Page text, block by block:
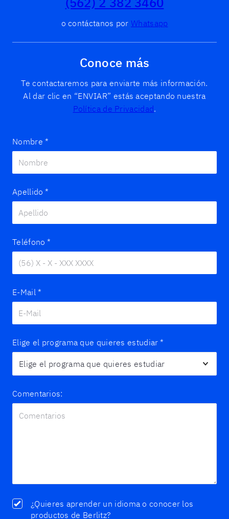
o contáctanos por Whatsapp
Conoce más
Te contactaremos para enviarte más información.
Al dar clic en “ENVIAR” estás aceptando nuestra
Política de Privacidad.
Nombre *
Apellido *
Teléfono *
E-Mail *
Elige el programa que quieres estudiar *
Comentarios:
¿Quieres aprender un idioma o conocer los
productos de Berlitz?